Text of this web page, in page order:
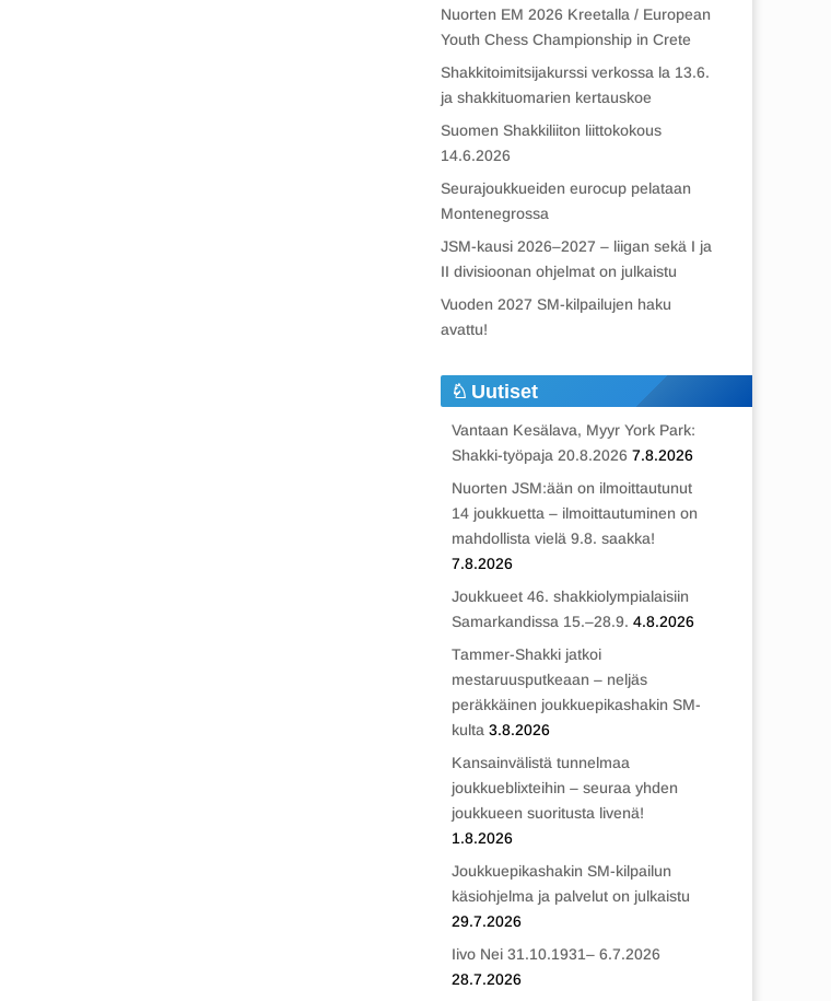
Nuorten EM 2026 Kreetalla / European
Youth Chess Championship in Crete
Shakkitoimitsijakurssi verkossa la 13.6.
ja shakkituomarien kertauskoe
Suomen Shakkiliiton liittokokous
14.6.2026
Seurajoukkueiden eurocup pelataan
Montenegrossa
JSM-kausi 2026–2027 – liigan sekä I ja
II divisioonan ohjelmat on julkaistu
Vuoden 2027 SM-kilpailujen haku
avattu!
Uutiset
Vantaan Kesälava, Myyr York Park:
Shakki-työpaja 20.8.2026 7.8.2026
Nuorten JSM:ään on ilmoittautunut
14 joukkuetta – ilmoittautuminen on
mahdollista vielä 9.8. saakka!
7.8.2026
Joukkueet 46. shakkiolympialaisiin
Samarkandissa 15.–28.9. 4.8.2026
Tammer-Shakki jatkoi
mestaruusputkeaan – neljäs
peräkkäinen joukkuepikashakin SM-
kulta 3.8.2026
Kansainvälistä tunnelmaa
joukkueblixteihin – seuraa yhden
joukkueen suoritusta livenä!
1.8.2026
Joukkuepikashakin SM-kilpailun
käsiohjelma ja palvelut on julkaistu
29.7.2026
Iivo Nei 31.10.1931– 6.7.2026
28.7.2026